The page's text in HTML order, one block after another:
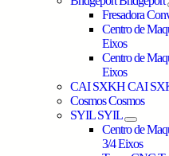
Fresadora
Centro de
Eixos
Centro de
Eixos
CAI SXKHCAI
CosmosCosmos
SYIL SYIL
Centro de
3/4 Eixos